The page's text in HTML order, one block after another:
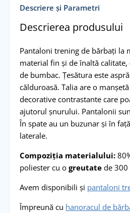
Descriere și Parametri
Descrierea produsului
Pantaloni trening de bărbați la
material fin și de înaltă
de bumbac. Țesătura este
călduroasă. Talia are o
decorative contrastante care
ajutorul șnurului. Pantalonii
În spate au un buzunar și în
laterale.
Compoziția materialului:
poliester cu o greutatede 300
Avem disponibili și pantaloni
Împreună cu hanoracul de